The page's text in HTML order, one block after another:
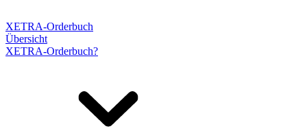
XETRA-Orderbuch
Übersicht
XETRA-Orderbuch?